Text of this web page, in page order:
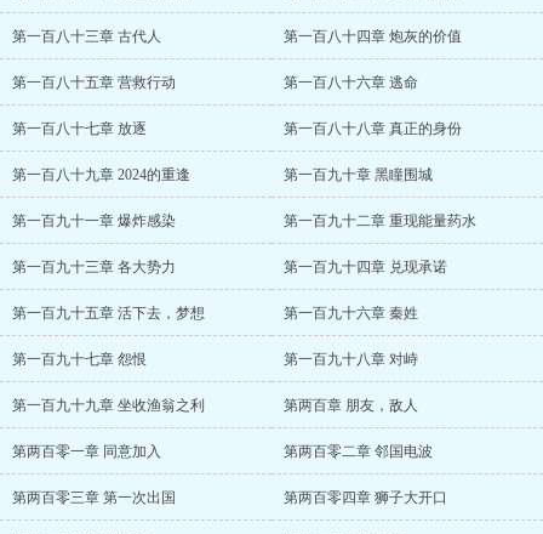
第一百八十三章 古代人 第一百八十四章 炮灰的价值
第一百八十五章 营救行动 第一百八十六章 逃命
第一百八十七章 放逐 第一百八十八章 真正的身份
第一百八十九章 2024的重逢 第一百九十章 黑瞳围城
第一百九十一章 爆炸感染 第一百九十二章 重现能量药水
第一百九十三章 各大势力 第一百九十四章 兑现承诺
第一百九十五章 活下去，梦想 第一百九十六章 秦姓
第一百九十七章 怨恨 第一百九十八章 对峙
第一百九十九章 坐收渔翁之利 第两百章 朋友，敌人
第两百零一章 同意加入 第两百零二章 邻国电波
第两百零三章 第一次出国 第两百零四章 狮子大开口